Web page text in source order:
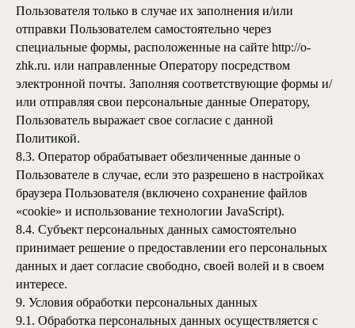
Пользователя только в случае их заполнения и/или
отправки Пользователем самостоятельно через
специальные формы, расположенные на сайте http://o-
zhk.ru. или направленные Оператору посредством
электронной почты. Заполняя соответствующие формы и/
или отправляя свои персональные данные Оператору,
Пользователь выражает свое согласие с данной
Политикой.
8.3. Оператор обрабатывает обезличенные данные о
Пользователе в случае, если это разрешено в настройках
браузера Пользователя (включено сохранение файлов
«cookie» и использование технологии JavaScript).
8.4. Субъект персональных данных самостоятельно
принимает решение о предоставлении его персональных
данных и дает согласие свободно, своей волей и в своем
интересе.
9. Условия обработки персональных данных
9.1. Обработка персональных данных осуществляется с